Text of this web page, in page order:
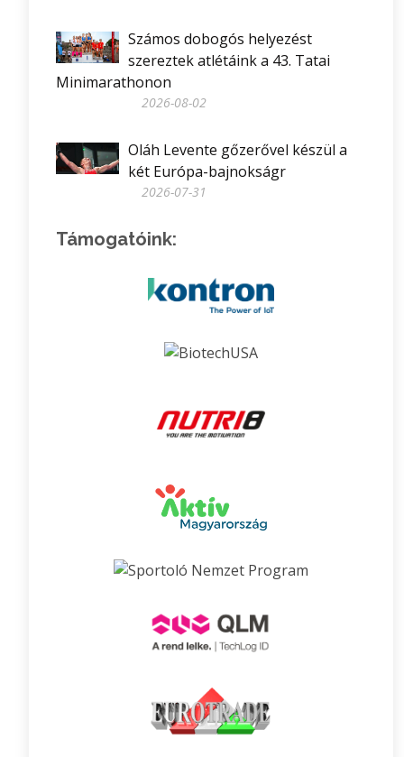
Számos dobogós helyezést
szereztek atlétáink a 43. Tatai
Minimarathonon
2026-08-02
Oláh Levente gőzerővel készül a
két Európa-bajnokságr
2026-07-31
Támogatóink: